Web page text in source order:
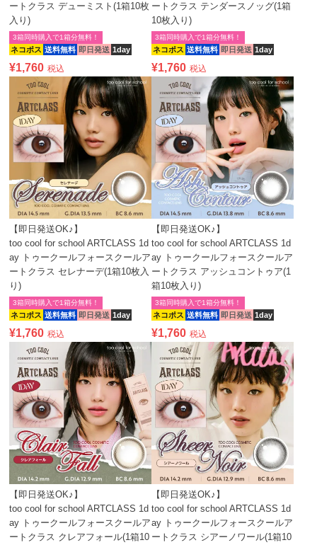
ートクラス デューミスト(1箱10枚
入り)
ネコポス 送料無料 即日発送 1day
3箱同時購入で1箱分無料！
¥1,760 税込
ートクラス テンダースノッグ(1箱
10枚入り)
ネコポス 送料無料 即日発送 1day
3箱同時購入で1箱分無料！
¥1,760 税込
【即日発送OK♪】
too cool for school ARTCLASS 1d
ay トゥークールフォースクールア
ートクラス セレナーデ(1箱10枚入
り)
ネコポス 送料無料 即日発送 1day
3箱同時購入で1箱分無料！
¥1,760 税込
【即日発送OK♪】
too cool for school ARTCLASS 1d
ay トゥークールフォースクールア
ートクラス アッシュコントゥア(1
箱10枚入り)
ネコポス 送料無料 即日発送 1day
3箱同時購入で1箱分無料！
¥1,760 税込
【即日発送OK♪】
too cool for school ARTCLASS 1d
ay トゥークールフォースクールア
ートクラス クレアフォール(1箱10
【即日発送OK♪】
too cool for school ARTCLASS 1d
ay トゥークールフォースクールア
ートクラス シアーノワール(1箱10